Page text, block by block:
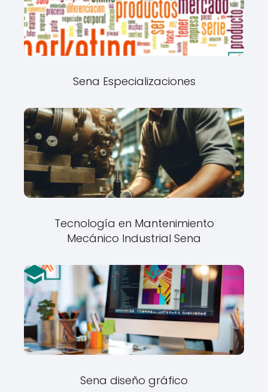
Sena Especializaciones
Tecnología en Mantenimiento
Mecánico Industrial Sena
Sena diseño gráfico